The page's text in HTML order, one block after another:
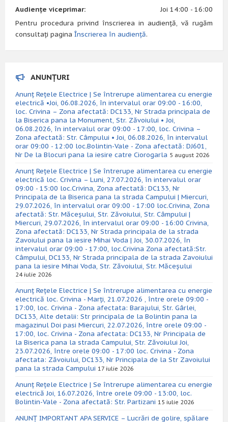
Audiențe viceprimar:
Joi 14:00 - 16:00
Pentru procedura privind înscrierea in audiență, vă rugăm
consultați pagina Înscrierea în audiență.
ANUNȚURI
Anunț Rețele Electrice | Se întrerupe alimentarea cu energie
electrică •Joi, 06.08.2026, în intervalul orar 09:00 - 16:00,
loc. Crivina – Zona afectată: DC133, Nr Strada principala de
la Biserica pana la Monument, Str. Zăvoiului • Joi,
06.08.2026, în intervalul orar 09:00 - 17:00, loc. Crivina –
Zona afectată: Str. Câmpului • Joi, 06.08.2026, în intervalul
orar 09:00 - 12:00 loc.Bolintin-Vale - Zona afectată: DJ601,
Nr De la Blocuri pana la iesire catre Ciorogarla 5 august 2026
Anunț Rețele Electrice | Se întrerupe alimentarea cu energie
electrică loc. Crivina – Luni, 27.07.2026, în intervalul orar
09:00 - 15:00 loc.Crivina, Zona afectată: DC133, Nr
Principala de la Biserica pana la strada Campului | Miercuri,
29.07.2026, în intervalul orar 09:00 - 17:00 loc.Crivina, Zona
afectată: Str. Măceșului, Str. Zăvoiului, Str. Câmpului |
Miercuri, 29.07.2026, în intervalul orar 09:00 - 16:00 Crivina,
Zona afectată: DC133, Nr Strada principala de la strada
Zavoiului pana la iesire Mihai Voda | Joi, 30.07.2026, în
intervalul orar 09:00 - 17:00, loc.Crivina Zona afectată:Str.
Câmpului, DC133, Nr Strada principala de la strada Zavoiului
pana la iesire Mihai Voda, Str. Zăvoiului, Str. Măceșului
24 iulie 2026
Anunț Rețele Electrice | Se întrerupe alimentarea cu energie
electrică loc. Crivina - Marți, 21.07.2026 , între orele 09:00 -
17:00, loc. Crivina - Zona afectata: Barajului, Str. Gârlei,
DC133, Alte detalii: Str principala de la Bolintin pana la
magazinul Doi pasi Miercuri, 22.07.2026, între orele 09:00 -
17:00, loc. Crivina - Zona afectata: DC133, Nr Principala de
la Biserica pana la strada Campului, Str. Zăvoiului Joi,
23.07.2026, între orele 09:00 - 17:00 loc. Crivina - Zona
afectata: Zăvoiului, DC133, Nr Principala de la Str Zavoiului
pana la strada Campului 17 iulie 2026
Anunț Rețele Electrice | Se întrerupe alimentarea cu energie
electrică Joi, 16.07.2026, între orele 09:00 - 13:00, loc.
Bolintin-Vale - Zona afectată: Str. Partizani 15 iulie 2026
ANUNȚ IMPORTANT APA SERVICE – Lucrări de golire, spălare